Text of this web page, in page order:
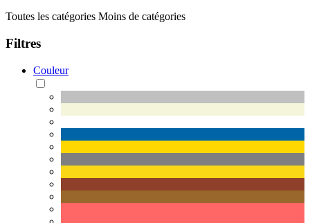
Toutes les catégories Moins de catégories
Filtres
Couleur